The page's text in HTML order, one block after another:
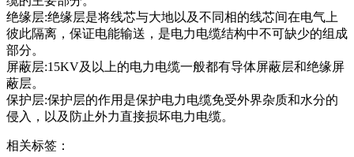
绝缘层:绝缘层是将线芯与大地以及不同相的线芯间在电气上
彼此隔离，保证电能输送，是电力电缆结构中不可缺少的组成
部分。
屏蔽层:15KV及以上的电力电缆一般都有导体屏蔽层和绝缘屏
蔽层。
保护层:保护层的作用是保护电力电缆免受外界杂质和水分的
侵入，以及防止外力直接损坏电力电缆。
相关标签：